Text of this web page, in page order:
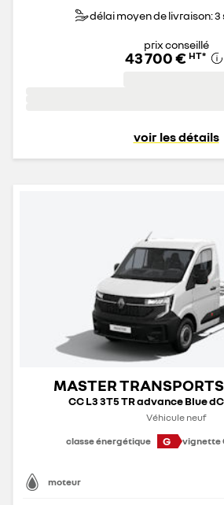
délai moyen de livraison: 3
prix conseillé
43 700 € HT*
voir les détails
MASTER
CC L3 3T5 TR advance Blue
Véhicule neuf
classe énergétique
G vignette
moteur